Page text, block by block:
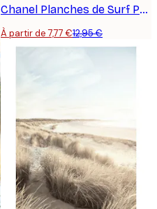
Chanel Planches de Surf Poster
À partir de 7,77 €12,95 €